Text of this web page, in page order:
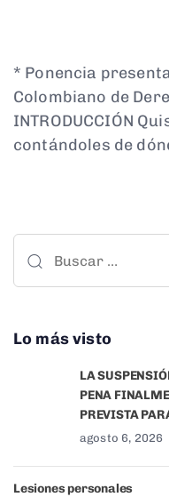
* Ponencia
Colombiano de
INTRODUCCIÓN
contándoles de
Lo más visto
LA
PENA
PREVISTA
agosto 6, 2026
Lesiones personales